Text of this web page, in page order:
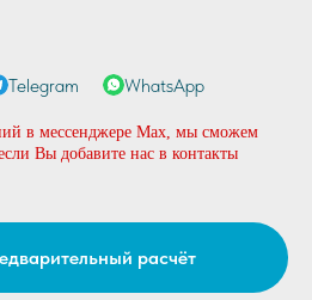
Telegram WhatsApp
в мессенджере Max, мы сможем
Вы добавите нас в контакты
расчёт